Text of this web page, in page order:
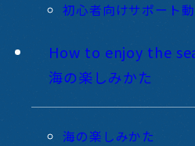
初心者向けサポート
How to enjoy the
海の楽しみかた
海の楽しみかた